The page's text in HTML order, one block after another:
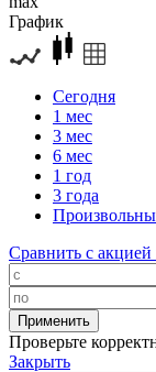
График
Сегодня
1 мес
3 мес
6 мес
1 год
3 года
Сравнить с
Проверьте
Закрыть